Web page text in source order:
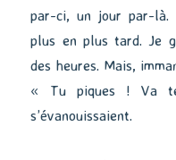
par-ci, un jour par-là.
plus en plus tard. Je
des heures. Mais,
« Tu piques ! Va
s’évanouissaient.